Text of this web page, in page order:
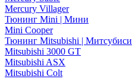
Mercury Villager
Тюнинг Mini | Мини
Mini Cooper
Тюнинг Mitsubishi | Митсубиси
Mitsubishi 3000 GT
Mitsubishi ASX
Mitsubishi Colt